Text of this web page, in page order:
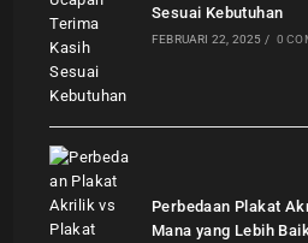
Sesuai Kebutuhan
FEBRUARI 22, 2025 / 0
Perbedaan Plakat
Mana yang Lebih